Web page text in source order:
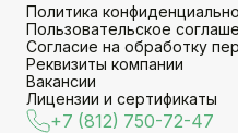
Политика
Пользовательское
Согласие на обработку
Реквизиты компании
Вакансии
Лицензии и сертификаты
+7 (812) 750-72-47